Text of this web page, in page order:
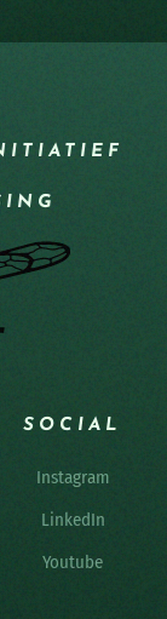
SOCIAL
Instagram
LinkedIn
Youtube